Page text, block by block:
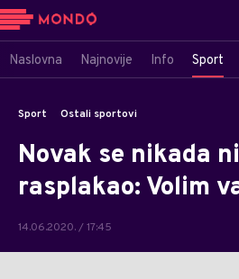
Naslovna Najnovije Info Sport
Sport Ostali sportovi
Novak se nikada
rasplakao: Volim
14.06.2020. / 17:45